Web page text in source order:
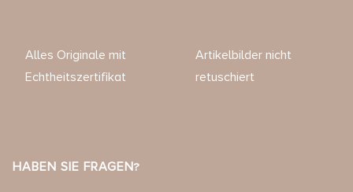
Alles Originale mit
Echtheitszertifikat
Artikelbilder nicht
retuschiert
HABEN SIE FRAGEN?